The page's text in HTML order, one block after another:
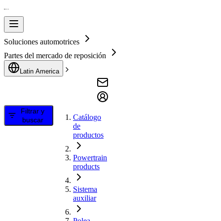
Soluciones automotrices
Partes del mercado de reposición
Latin America
Filtrar y
buscar
Catálogo
de
productos
Powertrain
products
Sistema
auxiliar